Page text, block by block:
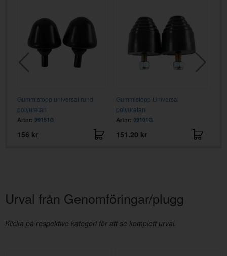
Gummistopp universal rund
polyuretan
Artnr: 99151G
156 kr
Gummistopp Universal
polyuretan
Artnr: 99101G
151.20 kr
Urval från Genomföringar/plugg
Klicka på respektive kategori för att se komplett urval.